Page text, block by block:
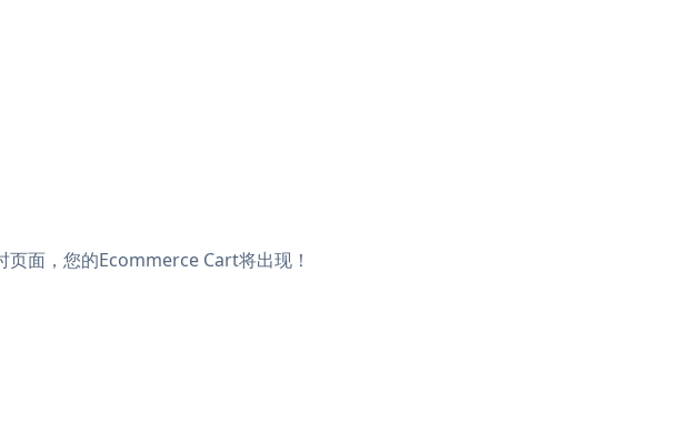
面，您的Ecommerce Cart将出现！